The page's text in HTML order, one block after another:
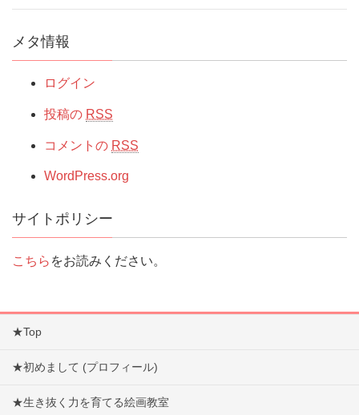
メタ情報
ログイン
投稿の RSS
コメントの RSS
WordPress.org
サイトポリシー
こちら をお読みください。
★Top
★初めまして (プロフィール)
★生き抜く力を育てる絵画教室